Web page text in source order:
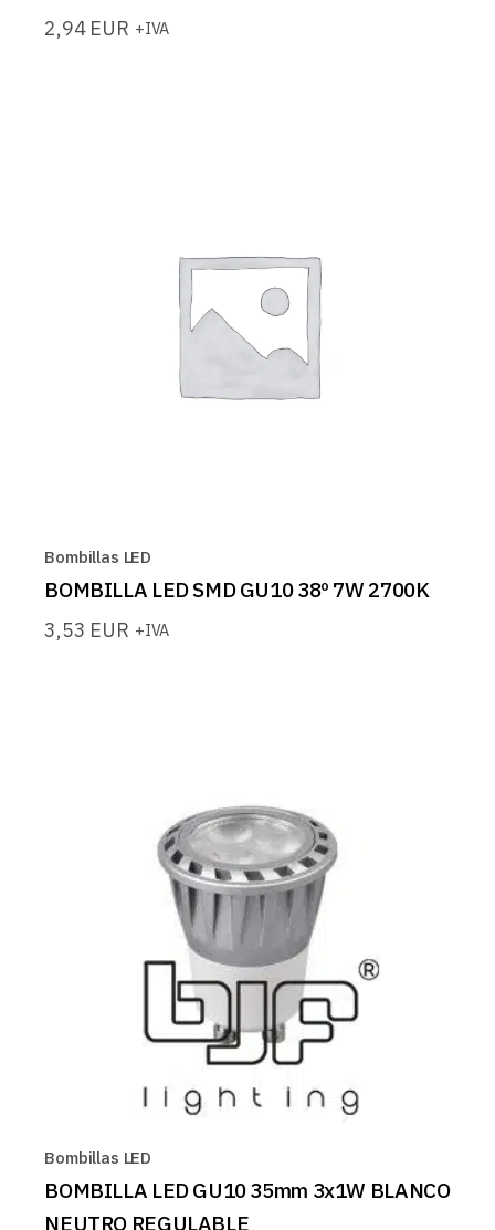
2,94 EUR +IVA
Bombillas LED
BOMBILLA LED SMD GU10 38º 7W 2700K
3,53 EUR +IVA
Bombillas LED
BOMBILLA LED GU10 35mm 3x1W BLANCO
NEUTRO REGULABLE